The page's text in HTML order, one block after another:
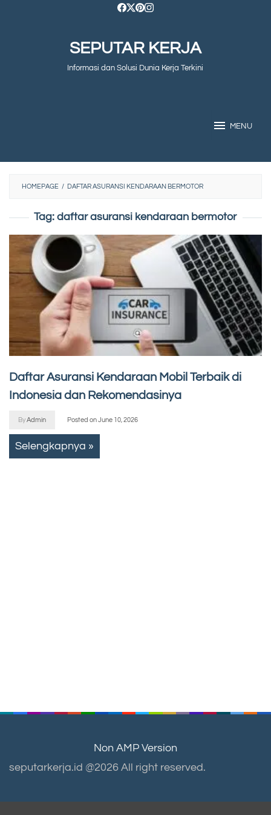
SEPUTAR KERJA
Informasi dan Solusi Dunia Kerja Terkini
MENU
HOMEPAGE / DAFTAR ASURANSI KENDARAAN BERMOTOR
Tag:daftar asuransi kendaraan bermotor
Daftar Asuransi Kendaraan Mobil Terbaik di
Indonesia dan Rekomendasinya
ByAdmin Posted onJune 10, 2026
Selengkapnya »
Non AMP Version
seputarkerja.id @2026 All right reserved.